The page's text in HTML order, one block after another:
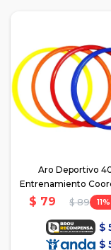
Aro Deportivo
Entrenamiento
Fútbol
$ 79 $ 89 11
$
$